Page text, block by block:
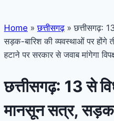
Home » छत्तीसगढ़ » छत्तीसगढ़:
सड़क-बारिश की व्यवस्थाओं पर
हटाने पर सरकार से जवाब मांगेगा
छत्तीसगढ़: 13 से
मानसून सत्र,